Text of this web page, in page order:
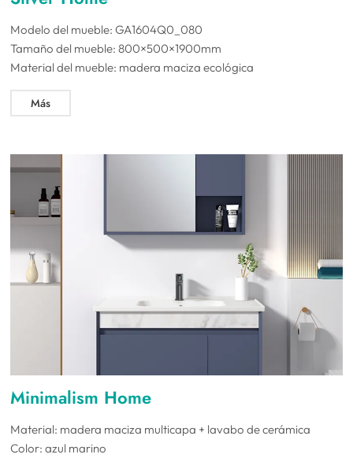
Modelo del mueble: GA1604Q0_080
Tamaño del mueble: 800×500×1900mm
Material del mueble: madera maciza ecológica
Más
Minimalism Home
Material: madera maciza multicapa + lavabo de cerámica
Color: azul marino